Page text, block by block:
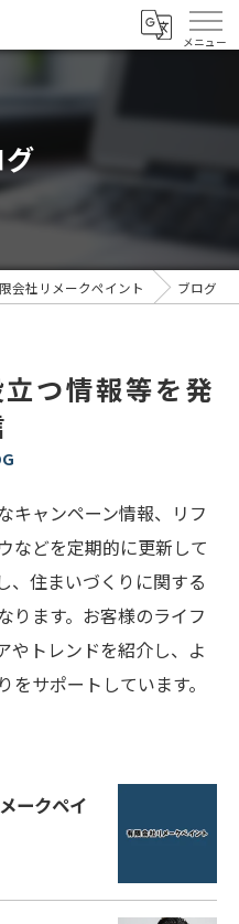
グ
会社リメークペイント ブログ
つ情報等を発
キャンペーン情報、リフ
などを定期的に更新して
、住まいづくりに関する
ります。お客様のライフ
やトレンドを紹介し、よ
サポートしています。
ークペイ